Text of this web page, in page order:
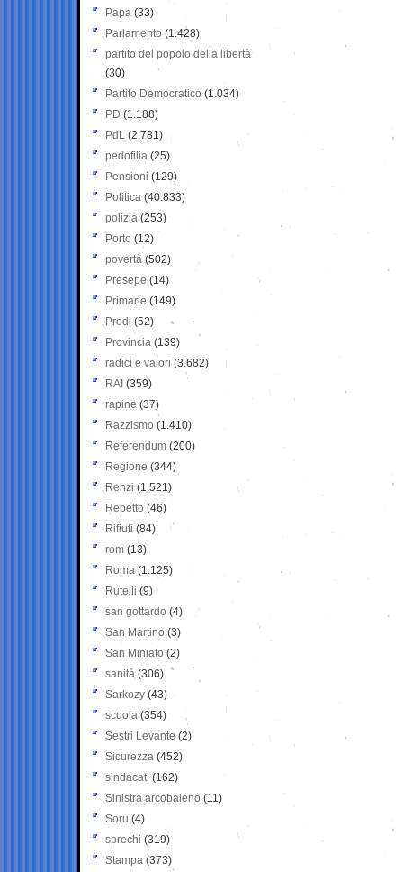
Papa (33)
Parlamento (1.428)
partito del popolo della libertà
(30)
Partito Democratico (1.034)
PD (1.188)
PdL (2.781)
pedofilia (25)
Pensioni (129)
Politica (40.833)
polizia (253)
Porto (12)
povertà (502)
Presepe (14)
Primarie (149)
Prodi (52)
Provincia (139)
radici e valori (3.682)
RAI (359)
rapine (37)
Razzismo (1.410)
Referendum (200)
Regione (344)
Renzi (1.521)
Repetto (46)
Rifiuti (84)
rom (13)
Roma (1.125)
Rutelli (9)
san gottardo (4)
San Martino (3)
San Miniato (2)
sanità (306)
Sarkozy (43)
scuola (354)
Sestri Levante (2)
Sicurezza (452)
sindacati (162)
Sinistra arcobaleno (11)
Soru (4)
sprechi (319)
Stampa (373)